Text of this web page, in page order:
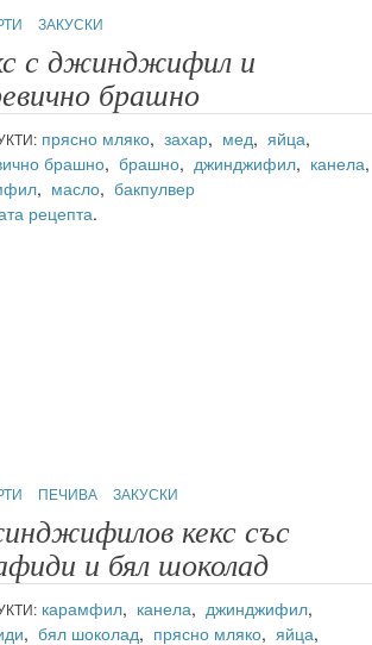
ЗАКУСКИ
с джинджифил и
брашно
прясно мляко,захар, мед,яйца,
брашно,брашно, джинджифил, канела,
, масло,бакпулвер
рецепта.
ПЕЧИВА ЗАКУСКИ
кекс със
и бял шоколад
карамфил, канела,джинджифил,
,бял шоколад, прясно мляко,яйца,